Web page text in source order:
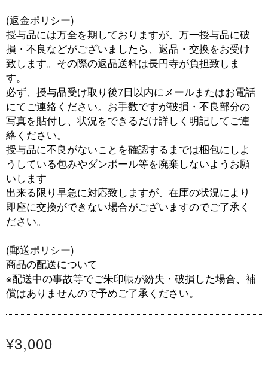
(返金ポリシー)
授与品には万全を期しておりますが、万一授与品に破
損・不良などがございましたら、返品・交換をお受け
致します。その際の返品送料は長円寺が負担致しま
す。
必ず、授与品受け取り後7日以内にメールまたはお電話
にてご連絡ください。お手数ですが破損・不良部分の
写真を貼付し、状況をできるだけ詳しく明記してご連
絡ください。
授与品に不良がないことを確認するまでは梱包にしよ
うしている包みやダンボール等を廃棄しないようお願
いします
出来る限り早急に対応致しますが、在庫の状況により
即座に交換ができない場合がございますのでご了承く
ださい。
(郵送ポリシー)
商品の配送について
※配送中の事故等でご朱印帳が紛失・破損した場合、補
償はありませんので予めご了承ください。
¥3,000